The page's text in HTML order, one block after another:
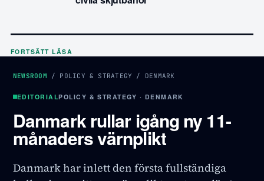
FORTSÄTT LÄSA
NEWSROOM / POLICY & STRATEGY / DENMARK
EDITORIALPOLICY & STRATEGY · DENMARK
Danmark rullar igång ny 11-
månaders värnplikt
Danmark har inlett den första fullständiga